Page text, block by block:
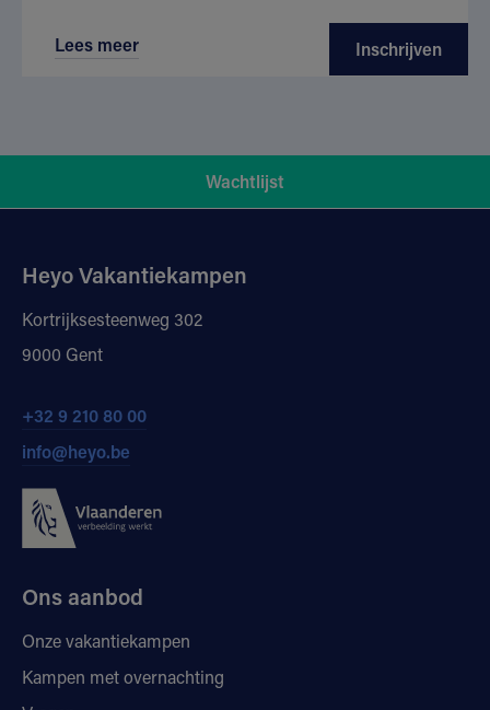
Lees meer Inschrijven
Wachtlijst
Heyo Vakantiekampen
Kortrijksesteenweg 302
9000 Gent
+32 9 210 80 00
info@heyo.be
Ons aanbod
Onze vakantiekampen
Kampen met overnachting